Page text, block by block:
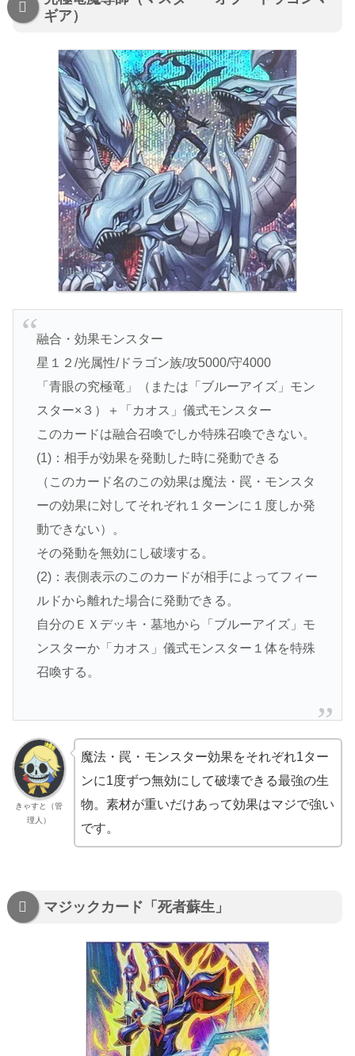
ギア）
融合・効果モンスター
星１２/光属性/ドラゴン族/攻5000/守4000
「青眼の究極竜」（または「ブルーアイズ」モン
スター×３）＋「カオス」儀式モンスター
このカードは融合召喚でしか特殊召喚できない。
(1)：相手が効果を発動した時に発動できる
（このカード名のこの効果は魔法・罠・モンスタ
ーの効果に対してそれぞれ１ターンに１度しか発
動できない）。
その発動を無効にし破壊する。
(2)：表側表示のこのカードが相手によってフィー
ルドから離れた場合に発動できる。
自分のＥＸデッキ・墓地から「ブルーアイズ」モ
ンスターか「カオス」儀式モンスター１体を特殊
召喚する。
きゃすと（管
理人）
魔法・罠・モンスター効果をそれぞれ1ター
ンに1度ずつ無効にして破壊できる最強の生
物。素材が重いだけあって効果はマジで強い
です。
マジックカード「死者蘇生」